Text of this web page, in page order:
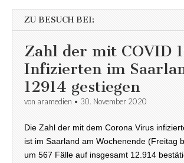
ZU BESUCH BEI:
Zahl der mit COVID
Infizierten im
12914 gestiegen
von aramedien • 30. November 2020
Die Zahl der mit dem Corona Virus
ist im Saarland am Wochenende (Freitag
um 567 Fälle auf insgesamt 12.914